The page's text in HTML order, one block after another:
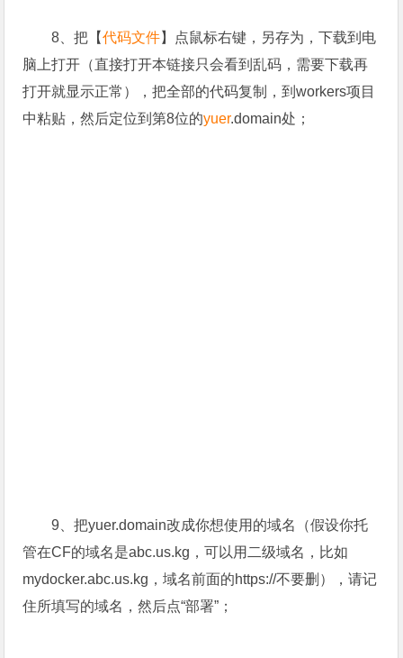
8、把【代码文件】点鼠标右键，另存为，下载到电
脑上打开（直接打开本链接只会看到乱码，需要下载再
打开就显示正常 ），把全部的代码复制，到workers项目
中粘贴，然后定位到第8位的yuer.domain处；
9、把yuer.domain改成你想使用的域名（假设你托
管在CF的域名是abc.us.kg，可以用二级域名，比如
mydocker.abc.us.kg，域名前面的https://不要删），请记
住所填写的域名，然后点“部署”；